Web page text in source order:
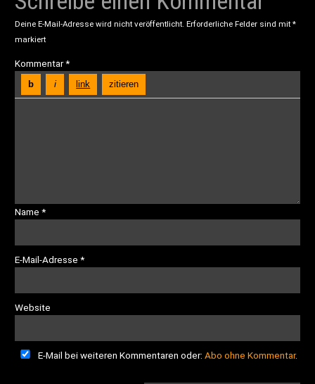
Deine E-Mail-Adresse wird nicht veröffentlicht. Erforderliche Felder sind mit*
markiert
Kommentar*
Name*
E-Mail-Adresse*
Website
E-Mail bei weiteren Kommentaren oder:Abo ohne Kommentar.